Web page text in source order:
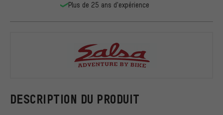
DESCRIPTION DU PRODUIT
Plus de 25 ans d'expérience